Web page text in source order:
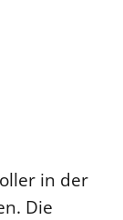
in der
Die